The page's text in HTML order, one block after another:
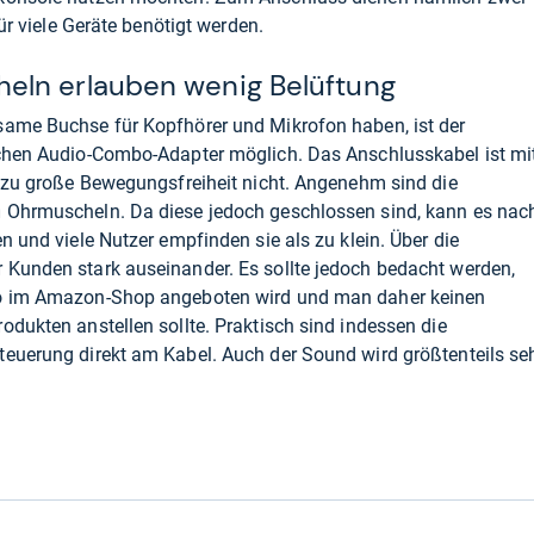
viele Geräte benötigt werden.
erlauben wenig Belüftung
Buchse für Kopfhörer und Mikrofon haben, ist der
Audio-Combo-Adapter möglich. Das Anschlusskabel ist
große Bewegungsfreiheit nicht. Angenehm sind die
Da diese jedoch geschlossen sind, kann es
und viele Nutzer empfinden sie als zu klein. Über die
stark auseinander. Es sollte jedoch bedacht werden,
im Amazon-Shop angeboten wird und man daher keinen
anstellen sollte. Praktisch sind indessen die
direkt am Kabel. Auch der Sound wird größtenteils